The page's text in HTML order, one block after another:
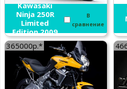
Kawasaki
Ninja 250R
Limited
Edition 2009
В
сравнение
365000р.*